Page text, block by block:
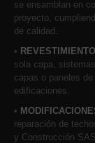
se ensamblan en
proyecto,
de calidad.
•
sola capa,
capas o paneles
edificaciones.
•
reparación de
y Construcción